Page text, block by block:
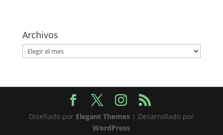
Archivos
Archivos
Diseñado por Elegant Themes| Desarrollado por
WordPress